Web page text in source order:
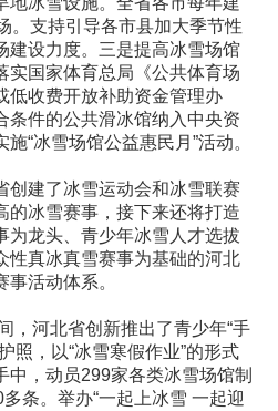
。支持引导各市县加大季节性
建设力度。三是提高冰雪场馆
实国家体育总局《公共体育场
低收费开放补助资金管理办
条件的公共滑冰馆纳入中央资
“冰雪场馆公益惠民月”活动。
创建了冰雪运动会和冰雪联赛
的冰雪赛事，接下来还将打造
为龙头、青少年冰雪人才选拔
性真冰真雪赛事为基础的河北
活动体系。
，河北省创新推出了青少年“手
照，以“冰雪寒假作业”的形式
中，动员299家各类冰雪场馆制
条。举办“一起上冰雪 一起迎